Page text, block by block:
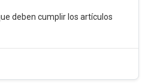
deben cumplir los artículos